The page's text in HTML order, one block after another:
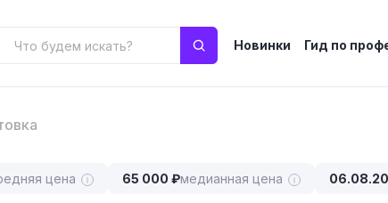
Новинки Гид по
цена 65 000 ₽медианная цена